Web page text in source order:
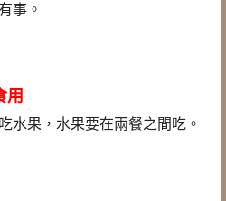
事。
用
水果，水果要在兩餐之間吃。